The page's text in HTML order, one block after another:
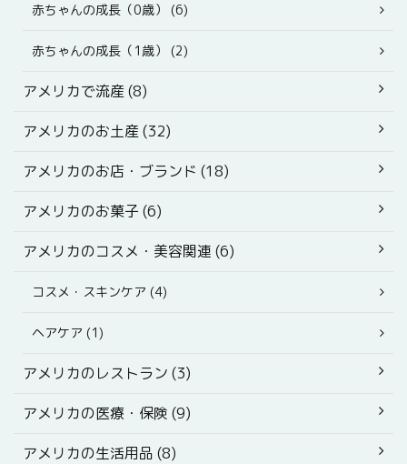
赤ちゃんの成長（0歳） (6)
赤ちゃんの成長（1歳） (2)
アメリカで流産 (8)
アメリカのお土産 (32)
アメリカのお店・ブランド (18)
アメリカのお菓子 (6)
アメリカのコスメ・美容関連 (6)
コスメ・スキンケア (4)
ヘアケア (1)
アメリカのレストラン (3)
アメリカの医療・保険 (9)
アメリカの生活用品 (8)